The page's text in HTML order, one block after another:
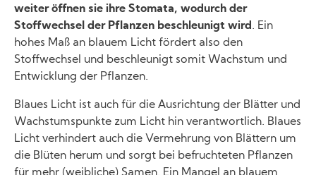
weiter öffnen sie ihre Stomata, wodurch der
Stoffwechsel der Pflanzen beschleunigt wird . Ein
hohes Maß an blauem Licht fördert also den
Stoffwechsel und beschleunigt somit Wachstum und
Entwicklung der Pflanzen.
Blaues Licht ist auch für die Ausrichtung der Blätter und
Wachstumspunkte zum Licht hin verantwortlich. Blaues
Licht verhindert auch die Vermehrung von Blättern um
die Blüten herum und sorgt bei befruchteten Pflanzen
für mehr (weibliche) Samen. Ein Mangel an blauem